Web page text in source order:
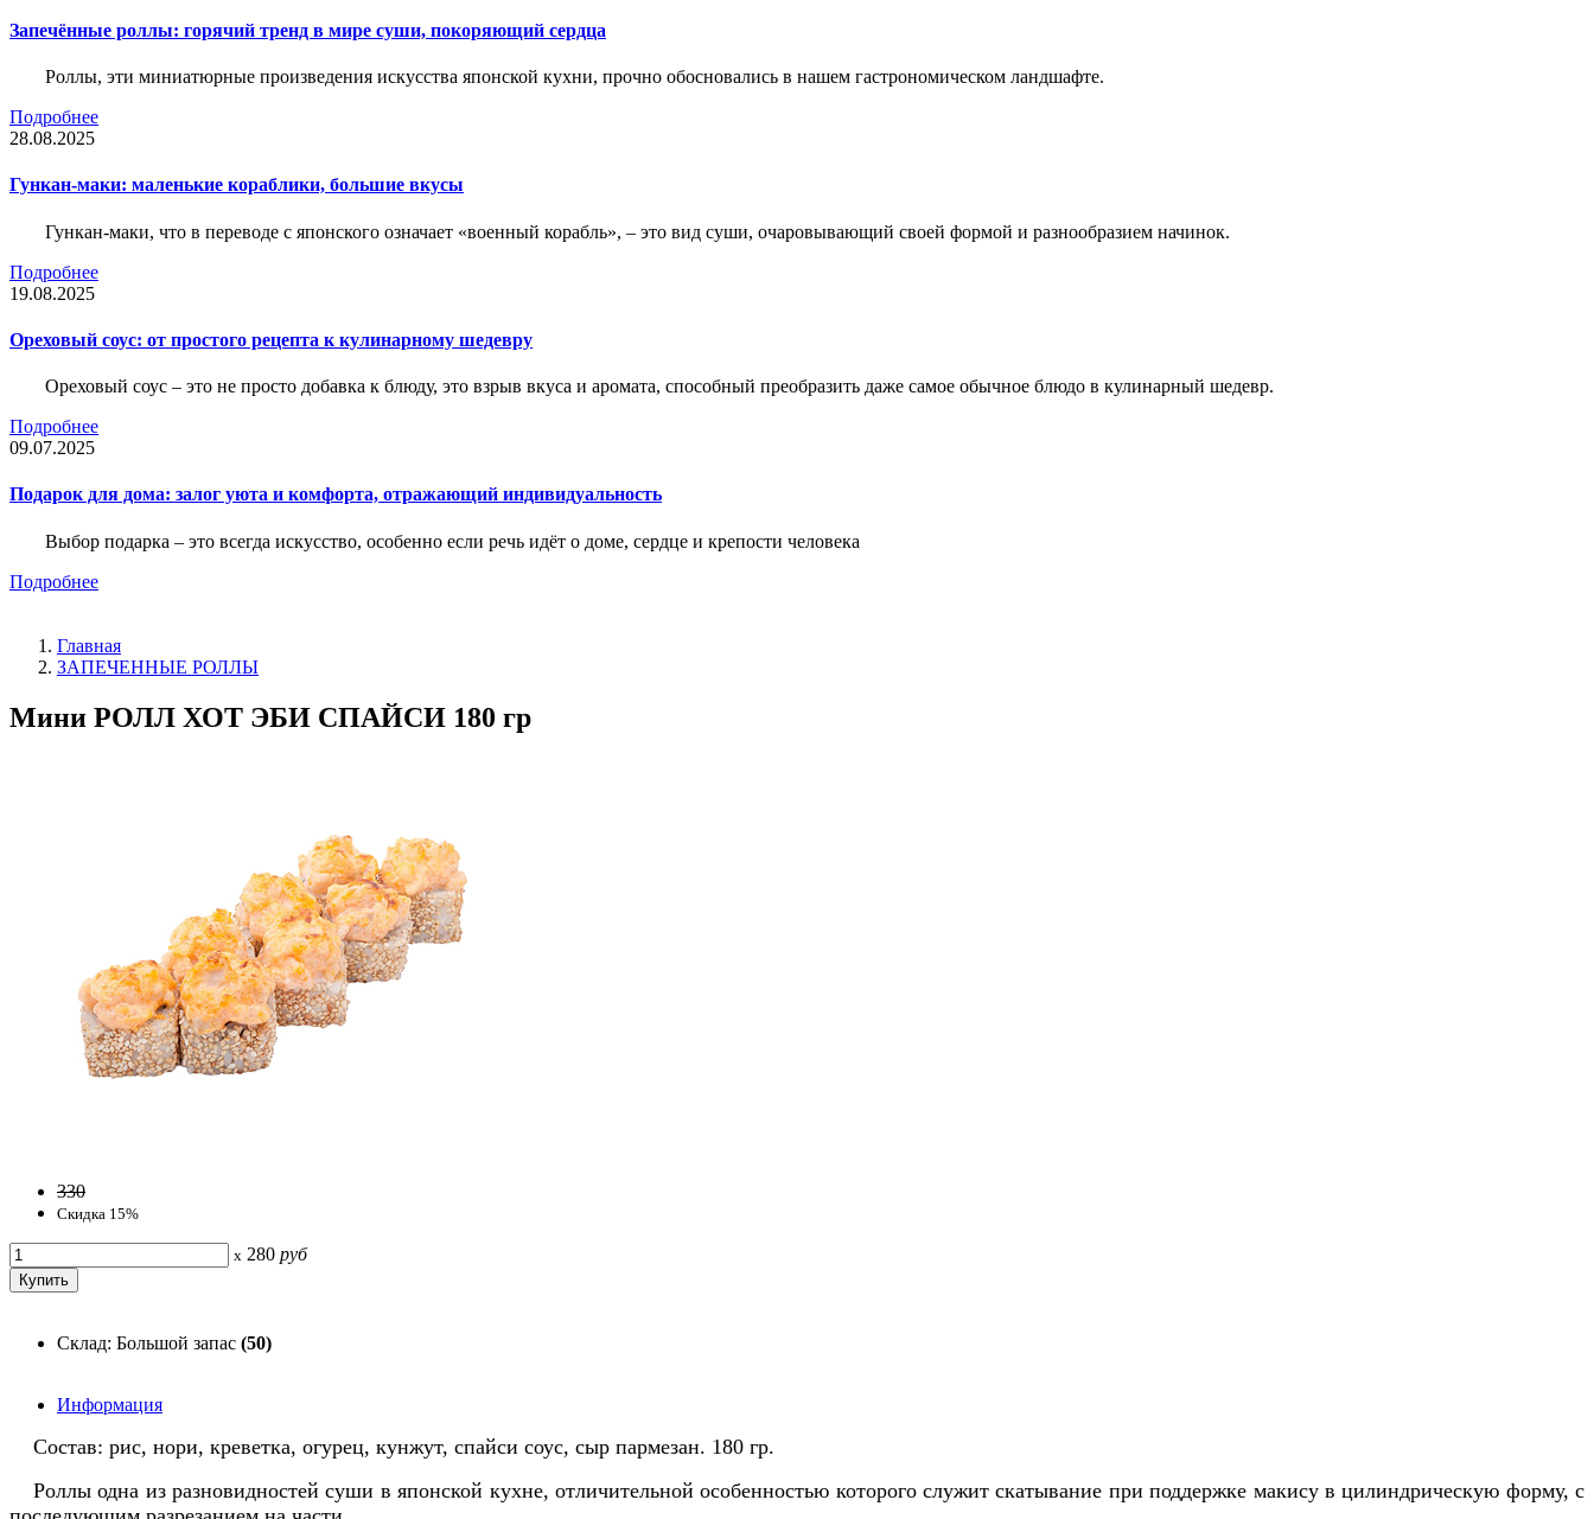
Запечённые роллы: горячий тренд в мире суши, покоряющий сердца
Роллы, эти миниатюрные произведения искусства японской кухни, прочно обосновались в нашем гастрономическом ландшафте.
Подробнее
28.08.2025
Гункан-маки: маленькие кораблики, большие вкусы
Гункан-маки, что в переводе с японского означает «военный корабль», – это вид суши, очаровывающий своей формой и разнообразием начинок.
Подробнее
19.08.2025
Ореховый соус: от простого рецепта к кулинарному шедевру
Ореховый соус – это не просто добавка к блюду, это взрыв вкуса и аромата, способный преобразить даже самое обычное блюдо в кулинарный шедевр.
Подробнее
09.07.2025
Подарок для дома: залог уюта и комфорта, отражающий индивидуальность
Выбор подарка – это всегда искусство, особенно если речь идёт о доме, сердце и крепости человека
Подробнее
Главная
ЗАПЕЧЕННЫЕ РОЛЛЫ
Мини РОЛЛ ХОТ ЭБИ СПАЙСИ 180 гр
330
Скидка 15%
x 280 руб
Склад: Большой запас (50)
Информация
Состав: рис, нори, креветка, огурец, кунжут, спайси соус, сыр пармезан. 180 гр.
Роллы одна из разновидностей суши в японской кухне, отличительной особенностью которого служит скатывание при поддержке макису в цилиндрическую форму, с